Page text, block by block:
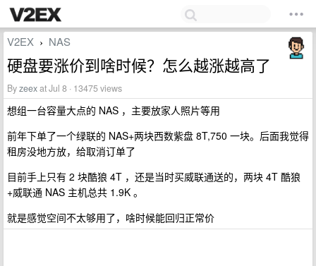
V2EX › NAS
硬盘要涨价到啥时候？怎么越涨越高了
Byzeexat Jul 8 · 13475 views
想组一台容量大点的 NAS ，主要放家人照片等用
前年下单了一个绿联的 NAS+两块西数紫盘 8T,750 一块。后面我觉得
租房没地方放，给取消订单了
目前手上只有 2 块酷狼 4T ，还是当时买威联通送的，两块 4T 酷狼
+威联通 NAS 主机总共 1.9K 。
就是感觉空间不太够用了，啥时候能回归正常价